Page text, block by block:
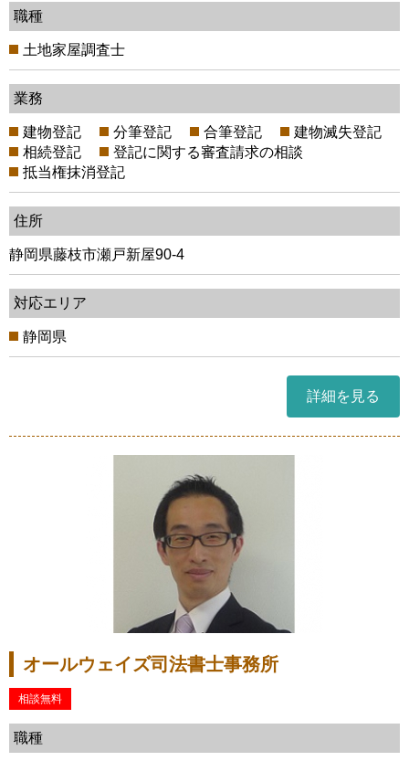
職種
土地家屋調査士
業務
建物登記 分筆登記 合筆登記
建物滅失登記
相続登記
登記に関する審査請求の相談
抵当権抹消登記
住所
静岡県藤枝市瀬戸新屋90-4
対応エリア
静岡県
詳細を見る
オールウェイズ司法書士事務所
相談無料
職種